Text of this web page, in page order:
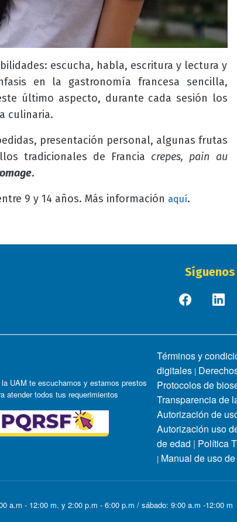
escucha, habla, escritura y lectura y
en la gastronomía francesa sencilla,
último aspecto, durante cada sesión los
culinaria.
presentación personal, algunas frutas
tradicionales de Francia crepes, pain au
.
9 y 14 años. Más información aquí.
la UAM te escuchamos y estamos prestos
atender todos tus requerimientos
Términos y
digitales |
Protocolos de
Transparencia de
Autorización de
Autorización uso
de edad | Política
| Manual de uso
a.m - 12:00 m. y 2:00 p.m - 6:00 p.m / sábado: 9:00 a.m -12:00 m